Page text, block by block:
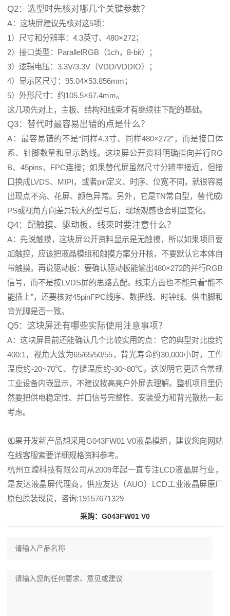
Q2：选型时先核对哪几个关键参数？
A：这块屏建议先核对这5项：
1）尺寸和分辨率：4.3英寸、480×272；
2）接口类型：ParallelRGB（1ch，8-bit）；
3）逻辑电压：3.3V/3.3V（VDD/VDDIO）；
4）显示区尺寸：95.04×53.856mm；
5）外形尺寸：约105.5×67.4mm。
这几项先对上，主板、结构和线束才有继续往下配的基础。
Q3：替代时最容易出错的点是什么？
A：最容易错的不是“同样4.3寸、同样480×272”，而是接口体
系、针脚数量和显示路线。这块屏公开资料明确指向并行RG
B、45pins、FPC连接；如果替代屏虽然尺寸分辨率接近，但接
口换成LVDS、MIPI，或者pin定义、时序、位宽不同，就很容易
出现点不亮、花屏、颜色异常。另外，它是TN常白型，替代成I
PS或视角方向差异较大的型号后，现场观感也会明显变化。
Q4：配触摸、驱动板、线束时要注意什么？
A：先说触摸，这块屏公开资料显示是无触摸，所以如果项目要
加触控，应该把液晶模组和触摸方案分开核，不要默认它本体自
带触摸。再说驱动板：要确认驱动板能输出480×272的并行RGB
信号，而不是按LVDS屏的思路去配。线束方面也不能只看“能不
能插上”，还要核对45pinFPC线序、数据线、时钟线、供电脚和
背光脚是否一致。
Q5：这块屏还有哪些实际使用注意事项？
A：这块屏目前还能确认几个比较实用的点：它的典型对比度约
400:1，视角大致为65/65/50/55，背光寿命约30,000小时，工作
温度约-20~70℃、存储温度约-30~80℃。这说明它更适合常规
工业设备内嵌显示，不建议按高亮户外屏去理解。整机项目里仍
然要把供电稳定性、并口信号完整性、安装受力和背光散热一起
考虑。
如果开发新产品想采用G043FW01 V0液晶模组，建议您向网站
在线客服索要详细规格资料参考。
杭州立煌科技有限公司从2009年起一直专注LCD液晶屏行业，
是友达液晶屏代理商，供应友达（AUO）LCD工业液晶屏原厂
原包原装现货，咨询:19157671329
采购：G043FW01 V0